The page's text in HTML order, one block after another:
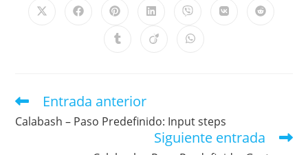
Entrada anterior
Calabash – Paso Predefinido: Input steps
Siguiente entrada